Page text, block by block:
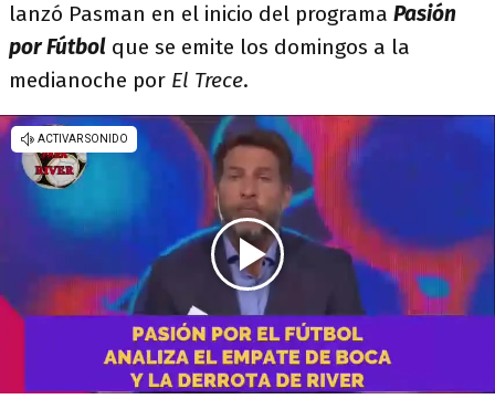
lanzó Pasman en el inicio del programa Pasión
por Fútbol que se emite los domingos a la
medianoche por El Trece.